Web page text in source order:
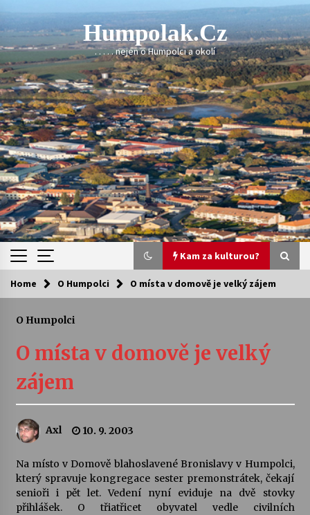
content
Humpolak.cz
. . . . . nejen o Humpolci a okolí
Kam za kulturou?
Kam za kulturou?
Sukuba Ensemble
4. 8. 2026
kapkou
Veselí muzikanti
30. 7. 2026
Home O Humpolci O místa v domově je velký zájem
O Humpolci
O místa v domově je velký
zájem
Axl 10. 9. 2003
Na místo v Domově blahoslavené Bronislavy v Humpolci,
který spravuje kongregace sester premonstrátek, čekají
senioři i pět let. Vedení nyní eviduje na dvě stovky
přihlášek. O třiatřicet obyvatel vedle civilních